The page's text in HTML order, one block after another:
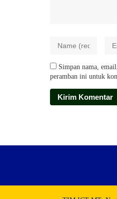
Simpan nama,
peramban ini untuk